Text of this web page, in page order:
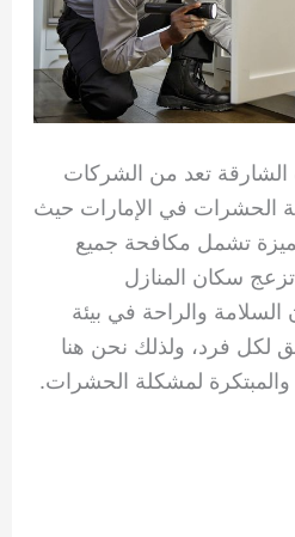
تعد من الشركات
الحشرات في الإمارات حيث
تشمل مكافحة جميع
سكان المنازل
والراحة في بيئة
لكل فرد، ولذلك نحن هنا
والمبتكرة لمشكلة الحشرات.